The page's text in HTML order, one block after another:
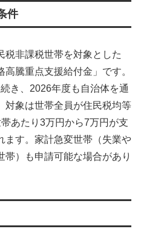
件
税非課税世帯を対象とした
高騰重点支援給付金」です。
き、2026年度も自治体を通
対象は世帯全員が住民税均等
あたり3万円から7万円が支
ます。家計急変世帯（失業や
）も申請可能な場合があり